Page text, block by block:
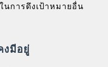
นการดึงเป้าหมายอื่น
งมีอยู่